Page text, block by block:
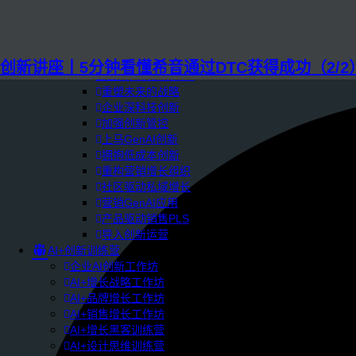
AI+创新指南2025
企业如何快速采用AI
重塑未来的战略
企业深科技创新
加强创新管控
上马GenAI创新
拥抱低成本创新
重构营销增长组织
社区驱动私域增长
营销GenAI应用
产品驱动销售PLS
导入创新运营
AI+创新训练营
企业AI创新工作坊
AI+增长战略工作坊
AI+品牌增长工作坊
AI+销售增长工作坊
AI+增长黑客训练营
AI+设计思维训练营
创新讲座丨5分钟看懂希音通过DTC获得成功（2/2